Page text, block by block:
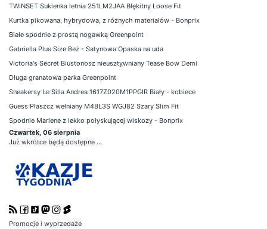
TWINSET Sukienka letnia 251LM2JAA Błękitny Loose Fit
Kurtka pikowana, hybrydowa, z różnych materiałów - Bonprix
Białe spodnie z prostą nogawką Greenpoint
Gabriella Plus Size Beż - Satynowa Opaska na uda
Victoria's Secret Biustonosz nieusztywniany Tease Bow Demi
Długa granatowa parka Greenpoint
Sneakersy Le Silla Andrea 1617Z020M1PPGIR Biały - kobiece
Guess Płaszcz wełniany M4BL3S WGJ82 Szary Slim Fit
Spodnie Marlene z lekko połyskującej wiskozy - Bonprix
Czwartek, 06 sierpnia
Już wkrótce będą dostępne ...
Promocje i wyprzedaże